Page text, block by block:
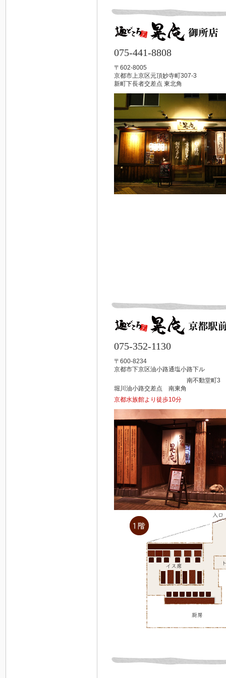
075-441-8808
〒602-8005
京都市上京区元頂妙寺町307-3
新町下長者交差点 東北角
075-352-1130
〒600-8234
京都市下京区油小路通塩小路下ル
南不動堂町3
堀川油小路交差点 南東角
京都水族館より徒歩10分